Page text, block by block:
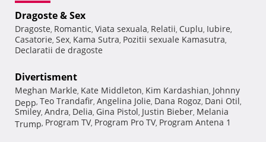
Dragoste & Sex
Dragoste, Romantic, Viata sexuala, Relatii, Cuplu, Iubire,
Casatorie, Sex, Kama Sutra, Pozitii sexuale Kamasutra,
Declaratii de dragoste
Divertisment
Meghan Markle, Kate Middleton, Kim Kardashian, Johnny
Depp, Teo Trandafir, Angelina Jolie, Dana Rogoz, Dani Otil,
Smiley, Andra, Delia, Gina Pistol, Justin Bieber, Melania
Trump, Program TV, Program Pro TV, Program Antena 1